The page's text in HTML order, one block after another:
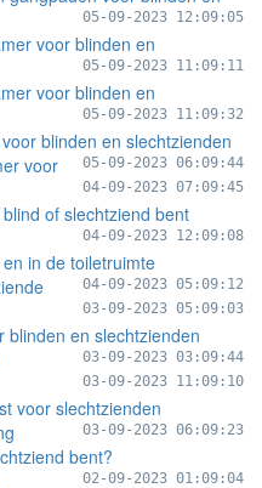
05-09-2023 12:09:05
voor blinden en
05-09-2023 11:09:11
voor blinden en
05-09-2023 11:09:32
blinden en slechtzienden
05-09-2023 06:09:44
voor
04-09-2023 07:09:45
of slechtziend bent
04-09-2023 12:09:08
in de toiletruimte
04-09-2023 05:09:12
03-09-2023 05:09:03
blinden en slechtzienden
03-09-2023 03:09:44
03-09-2023 11:09:10
voor slechtzienden
03-09-2023 06:09:23
bent?
02-09-2023 01:09:04